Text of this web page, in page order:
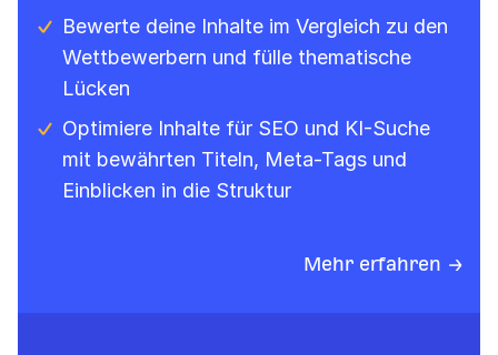
Bewerte deine Inhalte im Vergleich zu den
Wettbewerbern und fülle thematische
Lücken
Optimiere Inhalte für SEO und KI-Suche
mit bewährten Titeln, Meta-Tags und
Einblicken in die Struktur
Mehr erfahren →